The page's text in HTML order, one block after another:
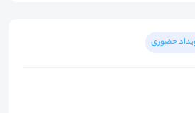
حضوری